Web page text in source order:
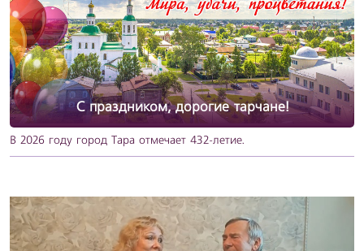
С праздником, дорогие тарчане!
В 2026 году город Тара отмечает 432-летие.